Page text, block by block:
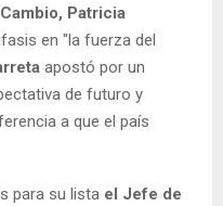
Patricia
en "la fuerza del
apostó por un
de futuro y
a que el país
para su lista el Jefe de